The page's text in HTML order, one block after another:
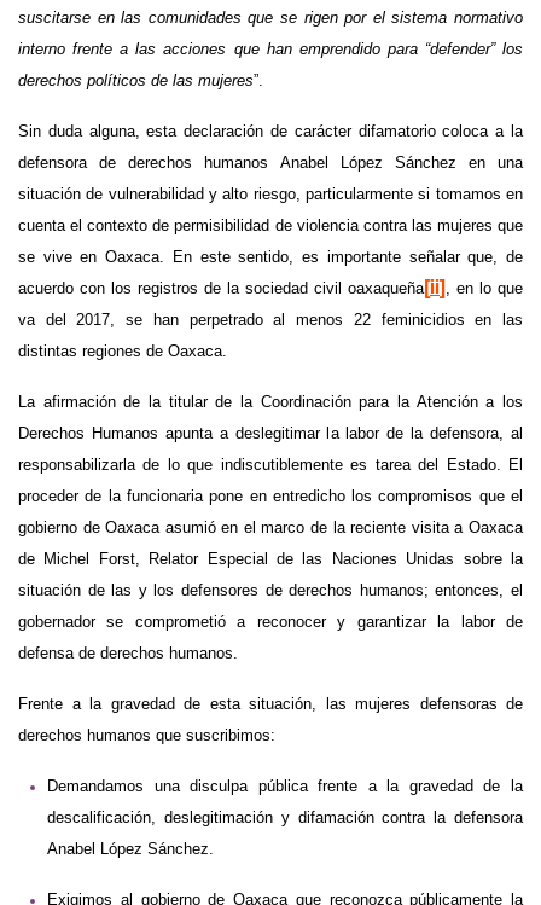
suscitarse en las comunidades que se rigen por el sistema normativo
interno frente a las acciones que han emprendido para “defender” los
derechos políticos de las mujeres”.
Sin duda alguna, esta declaración de carácter difamatorio coloca a la
defensora de derechos humanos Anabel López Sánchez en una
situación de vulnerabilidad y alto riesgo, particularmente si tomamos en
cuenta el contexto de permisibilidad de violencia contra las mujeres que
se vive en Oaxaca. En este sentido, es importante señalar que, de
acuerdo con los registros de la sociedad civil oaxaqueña ii
, en lo que
va del 2017, se han perpetrado al menos 22 feminicidios en las
distintas regiones de Oaxaca.
La afirmación de la titular de la Coordinación para la Atención a los
Derechos Humanos apunta a deslegitimar la labor de la defensora, al
responsabilizarla de lo que indiscutiblementees tarea del Estado. El
proceder de la funcionaria pone en entredicho los compromisos que el
gobierno de Oaxaca asumió en el marco de la reciente visita a Oaxaca
de Michel Forst, Relator Especial de las Naciones Unidas sobre la
situación de las y los defensores de derechos humanos; entonces, el
gobernador se comprometió a reconocer y garantizar la labor de
defensa de derechos humanos.
Frente a la gravedad de esta situación, las mujeres defensoras de
derechos humanos que suscribimos:
Demandamos una disculpa pública frente a la gravedad de la
descalificación, deslegitimación y difamación contra la defensora
Anabel López Sánchez.
Exigimos al gobierno de Oaxaca que reconozca públicamente la